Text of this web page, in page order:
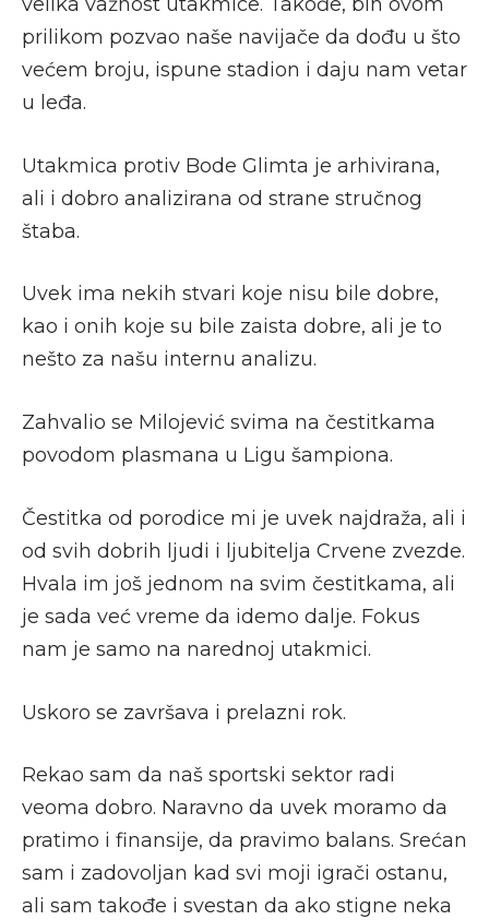
prilikom pozvao naše navijače da dođu u što
većem broju, ispune stadion i daju nam vetar
u leđa.
Utakmica protiv Bode Glimta je arhivirana,
ali i dobro analizirana od strane stručnog
štaba.
Uvek ima nekih stvari koje nisu bile dobre,
kao i onih koje su bile zaista dobre, ali je to
nešto za našu internu analizu.
Zahvalio se Milojević svima na čestitkama
povodom plasmana u Ligu šampiona.
Čestitka od porodice mi je uvek najdraža, ali i
od svih dobrih ljudi i ljubitelja Crvene zvezde.
Hvala im još jednom na svim čestitkama, ali
je sada već vreme da idemo dalje. Fokus
nam je samo na narednoj utakmici.
Uskoro se završava i prelazni rok.
Rekao sam da naš sportski sektor radi
veoma dobro. Naravno da uvek moramo da
pratimo i finansije, da pravimo balans. Srećan
sam i zadovoljan kad svi moji igrači ostanu,
ali sam takođe i svestan da ako stigne neka